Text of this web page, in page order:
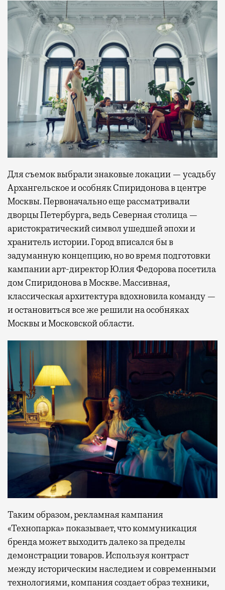
Для съемок выбрали знаковые локации — усадьбу
Архангельское и особняк Спиридонова в центре
Москвы. Первоначально еще рассматривали
дворцы Петербурга, ведь Северная столица —
аристократический символ ушедшей эпохи и
хранитель истории. Город вписался бы в
задуманную концепцию, но во время подготовки
кампании арт-директор Юлия Федорова посетила
дом Спиридонова в Москве. Массивная,
классическая архитектура вдохновила команду —
и остановиться все же решили на особняках
Москвы и Московской области.
Таким образом, рекламная кампания
«Технопарка» показывает, что коммуникация
бренда может выходить далеко за пределы
демонстрации товаров. Используя контраст
между историческим наследием и современными
технологиями, компания создает образ техники,